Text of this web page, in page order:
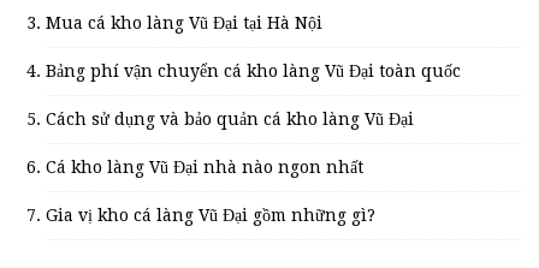
Mua cá kho làng Vũ Đại tại Hà Nội
Bảng phí vận chuyển cá kho làng Vũ Đại toàn quốc
Cách sử dụng và bảo quản cá kho làng Vũ Đại
Cá kho làng Vũ Đại nhà nào ngon nhất
Gia vị kho cá làng Vũ Đại gồm những gì?